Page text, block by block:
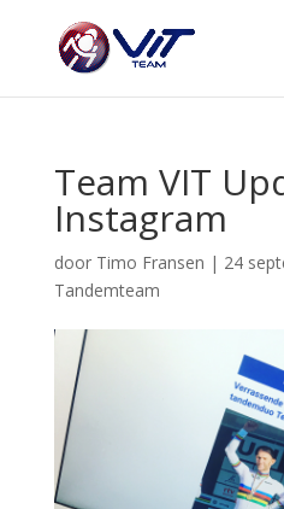
Team VIT
Instagram
door Timo Fransen | 24
Tandemteam